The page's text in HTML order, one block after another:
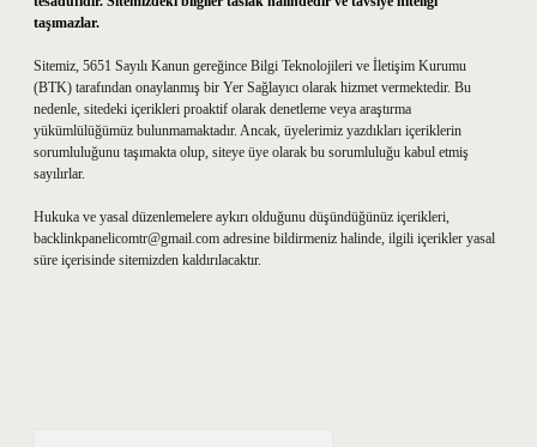
taşımazlar.
Sitemiz, 5651 Sayılı Kanun gereğince Bilgi Teknolojileri ve İletişim Kurumu
(BTK) tarafından onaylanmış bir Yer Sağlayıcı olarak hizmet vermektedir. Bu
nedenle, sitedeki içerikleri proaktif olarak denetleme veya araştırma
yükümlülüğümüz bulunmamaktadır. Ancak, üyelerimiz yazdıkları içeriklerin
sorumluluğunu taşımakta olup, siteye üye olarak bu sorumluluğu kabul etmiş
sayılırlar.
Hukuka ve yasal düzenlemelere aykırı olduğunu düşündüğünüz içerikleri,
backlinkpanelicomtr@gmail.com adresine bildirmeniz halinde, ilgili içerikler yasal
süre içerisinde sitemizden kaldırılacaktır.